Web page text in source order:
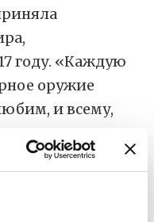
году. «Каждую
оружие
и всему,
с этим